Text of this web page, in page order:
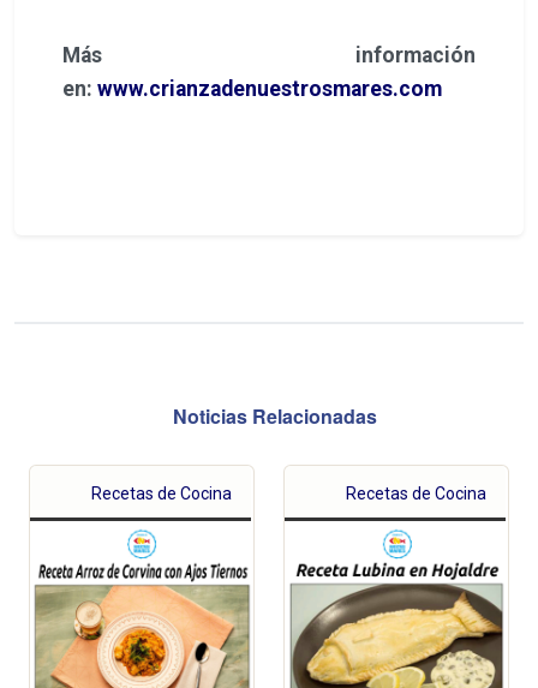
Más información
en: www.crianzadenuestrosmares.com
Noticias Relacionadas
Recetas de Cocina Recetas de Cocina